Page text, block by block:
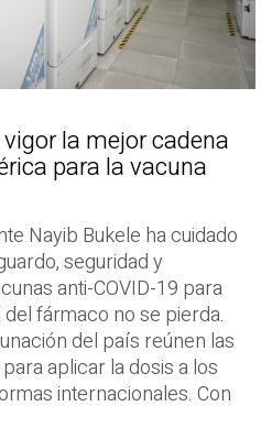
la mejor cadena
para la vacuna
Nayib Bukele ha cuidado
seguridad y
anti-COVID-19 para
fármaco no se pierda.
del país reúnen las
aplicar la dosis a los
internacionales. Con